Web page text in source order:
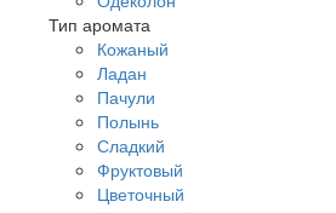
Тип аромата
Кожаный
Ладан
Пачули
Полынь
Сладкий
Фруктовый
Цветочный